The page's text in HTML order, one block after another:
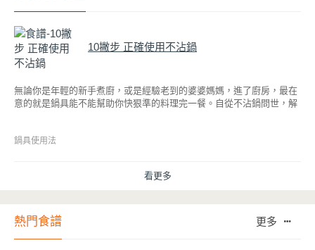
10撇步 正確使用不沾鍋
無論你是年輕的新手煮廚，或是經驗老到的婆婆媽媽，進了廚房，最在
意的就是鍋具能不能幫助你快狠準的料理完一餐。自從不沾鍋問世，解
因此金鑽不沾系列的鍋具，更年年穩居銷售排行榜的前幾名。然而如何
鍋具使用法
看更多
熱門食譜 更多